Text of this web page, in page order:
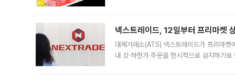
넥스트레이드, 12일부터 프리마켓
대체거래소(ATS) 넥스트레이드가 프리마
내 상·하한가 주문을 한시적으로 금지하기